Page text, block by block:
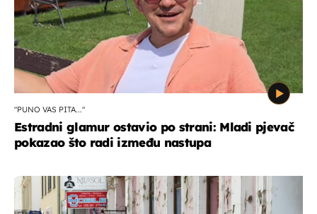
"PUNO VAS PITA..."
Estradni glamur ostavio po strani: Mladi pjevač
pokazao što radi između nastupa